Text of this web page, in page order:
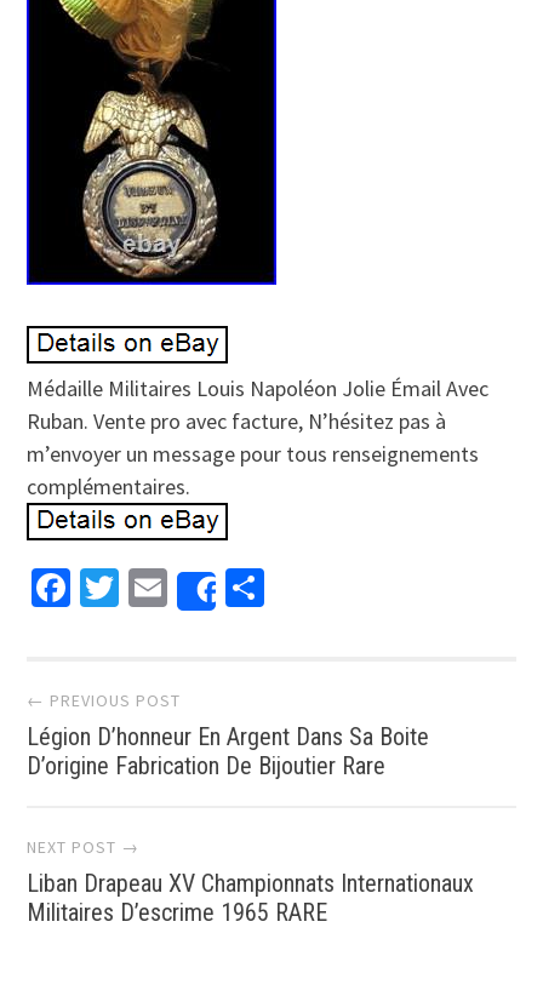
Médaille Militaires Louis Napoléon Jolie Émail Avec
Ruban. Vente pro avec facture, N’hésitez pas à
m’envoyer un message pour tous renseignements
complémentaires.
Facebook
Twitter
EmailShare
Post navigation
← PREVIOUS POST
Légion D’honneur En Argent Dans Sa Boite
D’origine Fabrication De Bijoutier Rare
NEXT POST →
Liban Drapeau XV Championnats Internationaux
Militaires D’escrime 1965 RARE